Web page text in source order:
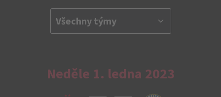
Neděle 1. ledna 2023